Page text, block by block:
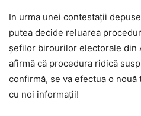
In urma unei contestații
putea decide reluarea
șefilor birourilor electorale din
afirmă că procedura ridică
confirmă, se va efectua o
cu noi informații!